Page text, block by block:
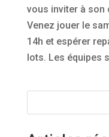
vous inviter à son
Venez jouer le
14h et espérer
lots. Les équipes